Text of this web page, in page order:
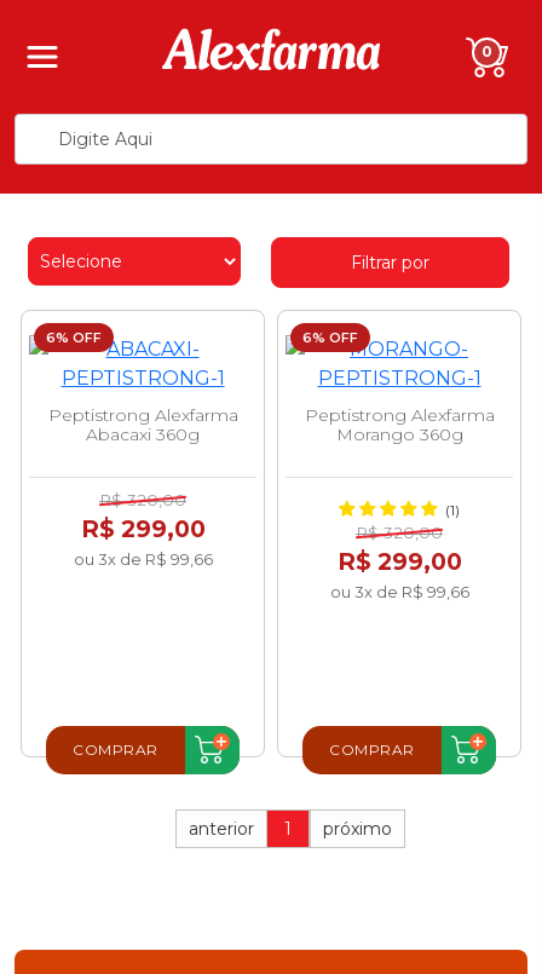
0
Filtrar por
6% OFF
Peptistrong Alexfarma
Abacaxi 360g
R$ 320,00
R$ 299,00
ou 3x de R$ 99,66
COMPRAR
6% OFF
Peptistrong Alexfarma
Morango 360g
(1)
R$ 320,00
R$ 299,00
ou 3x de R$ 99,66
COMPRAR
anterior 1 próximo